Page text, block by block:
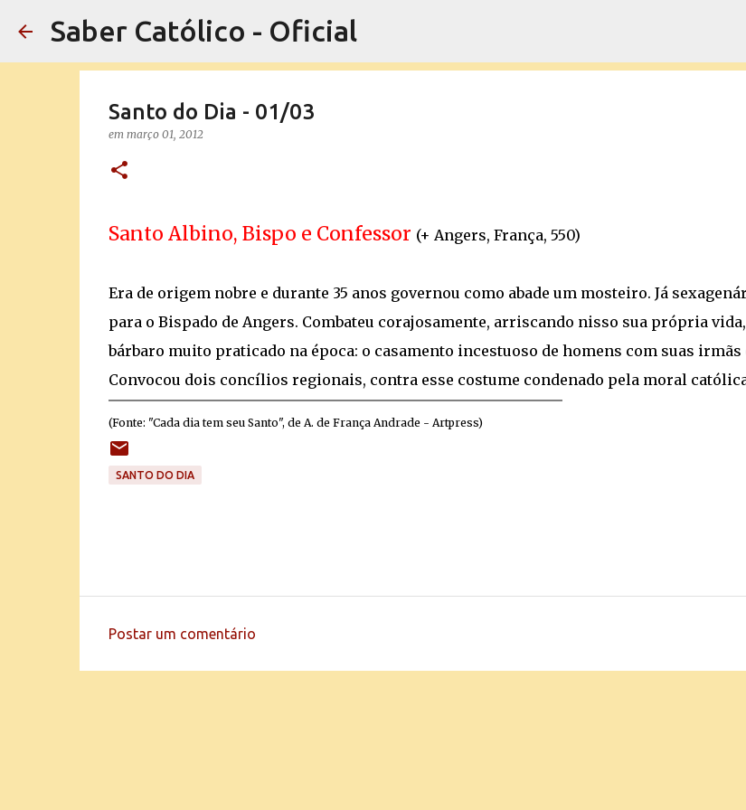
Saber Católico - Oficial
Santo do Dia - 01/03
em março 01, 2012
Santo Albino, Bispo e Confessor (+ Angers, França, 550)
Era de origem nobre e durante 35 anos governou como abade um mosteiro. Já
para o Bispado de Angers. Combateu corajosamente, arriscando nisso sua própria
bárbaro muito praticado na época: o casamento incestuoso de homens com suas
Convocou dois concílios regionais, contra esse costume condenado pela moral
(Fonte: "Cada dia tem seu Santo", de A. de França Andrade - Artpress)
SANTO DO DIA
Postar um comentário